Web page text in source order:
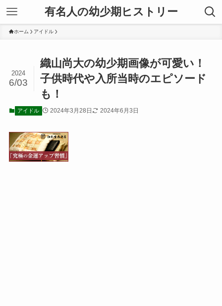
有名人の幼少期ヒストリー
ホーム アイドル
織山尚大の幼少期画像が可愛い！
子供時代や入所当時のエピソード
も！
2024
6/03
アイドル 2024年3月28日 2024年6月3日